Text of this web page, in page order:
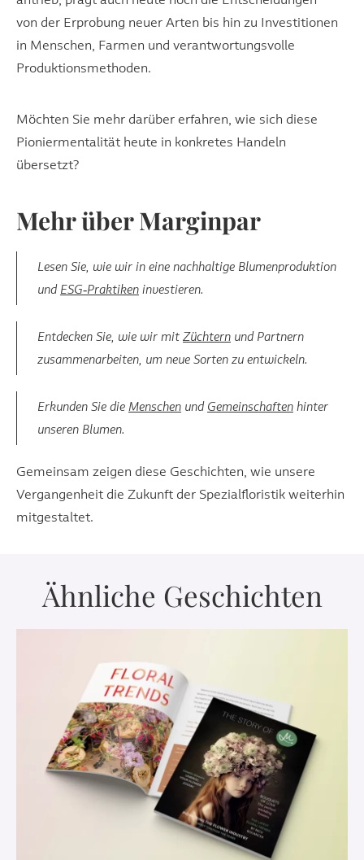
von der Erprobung neuer Arten bis hin zu Investitionen
in Menschen, Farmen und verantwortungsvolle
Produktionsmethoden.
Möchten Sie mehr darüber erfahren, wie sich diese
Pioniermentalität heute in konkretes Handeln
übersetzt?
Mehr über Marginpar
Lesen Sie, wie wir in eine nachhaltige Blumenproduktion
und ESG‑Praktiken investieren.
Entdecken Sie, wie wir mit Züchtern und Partnern
zusammenarbeiten, um neue Sorten zu entwickeln.
Erkunden Sie die Menschen und Gemeinschaften hinter
unseren Blumen.
Gemeinsam zeigen diese Geschichten, wie unsere
Vergangenheit die Zukunft der Spezialfloristik weiterhin
mitgestaltet.
Ähnliche Geschichten